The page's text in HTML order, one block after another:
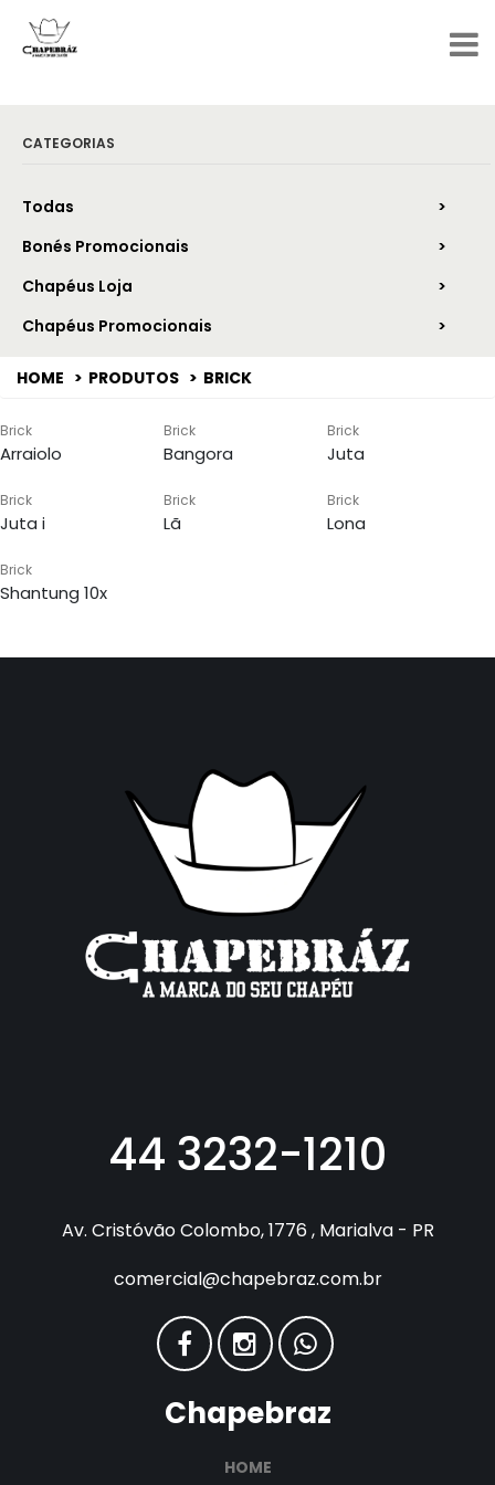
CATEGORIAS
Todas
Bonés Promocionais
Chapéus Loja
Chapéus Promocionais
HOME PRODUTOS BRICK
Brick
Arraiolo
Brick
Bangora
Brick
Juta
Brick
Juta i
Brick
Lã
Brick
Lona
Brick
Shantung 10x
44 3232-1210
Av. Cristóvão Colombo, 1776 , Marialva - PR
comercial@chapebraz.com.br
Chapebraz
HOME